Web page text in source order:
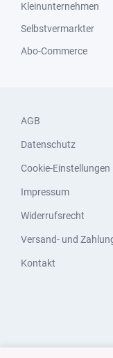
Kleinunternehmen
Selbstvermarkter
Abo-Commerce
AGB
Datenschutz
Cookie-Einstellungen
Impressum
Widerrufsrecht
Versand- und
Kontakt